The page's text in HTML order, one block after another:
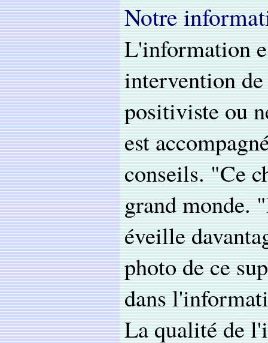
Notre
L'information
intervention
positiviste ou
est
conseils. "Ce
grand monde.
éveille
photo de ce
dans
La qualité de